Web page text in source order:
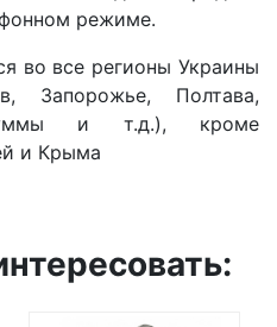
режиме.
во все регионы Украины
Запорожье, Полтава,
и т.д.), кроме
и Крыма